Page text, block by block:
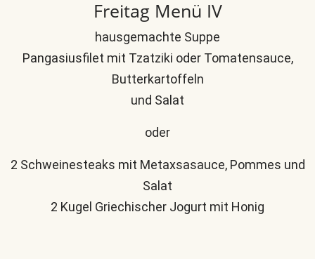
Freitag Menü IV
hausgemachte Suppe
Pangasiusfilet mit Tzatziki oder Tomatensauce,
Butterkartoffeln
und Salat
oder
2 Schweinesteaks mit Metaxsasauce, Pommes und
Salat
2 Kugel Griechischer Jogurt mit Honig